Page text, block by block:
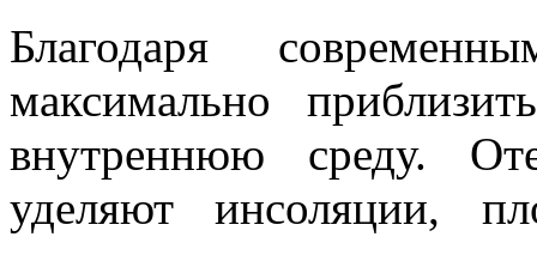
Благодаря
максимально
внутреннюю среду.
уделяют инсоляции,